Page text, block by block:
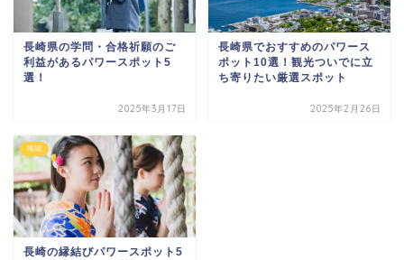
長崎県の学問・合格祈願のご
利益があるパワースポット5
選！
2025年3月17日
長崎県でおすすめのパワース
ポット10選！観光ついでに立
ち寄りたい厳選スポット
2025年2月26日
地域
長崎の縁結びパワースポット5